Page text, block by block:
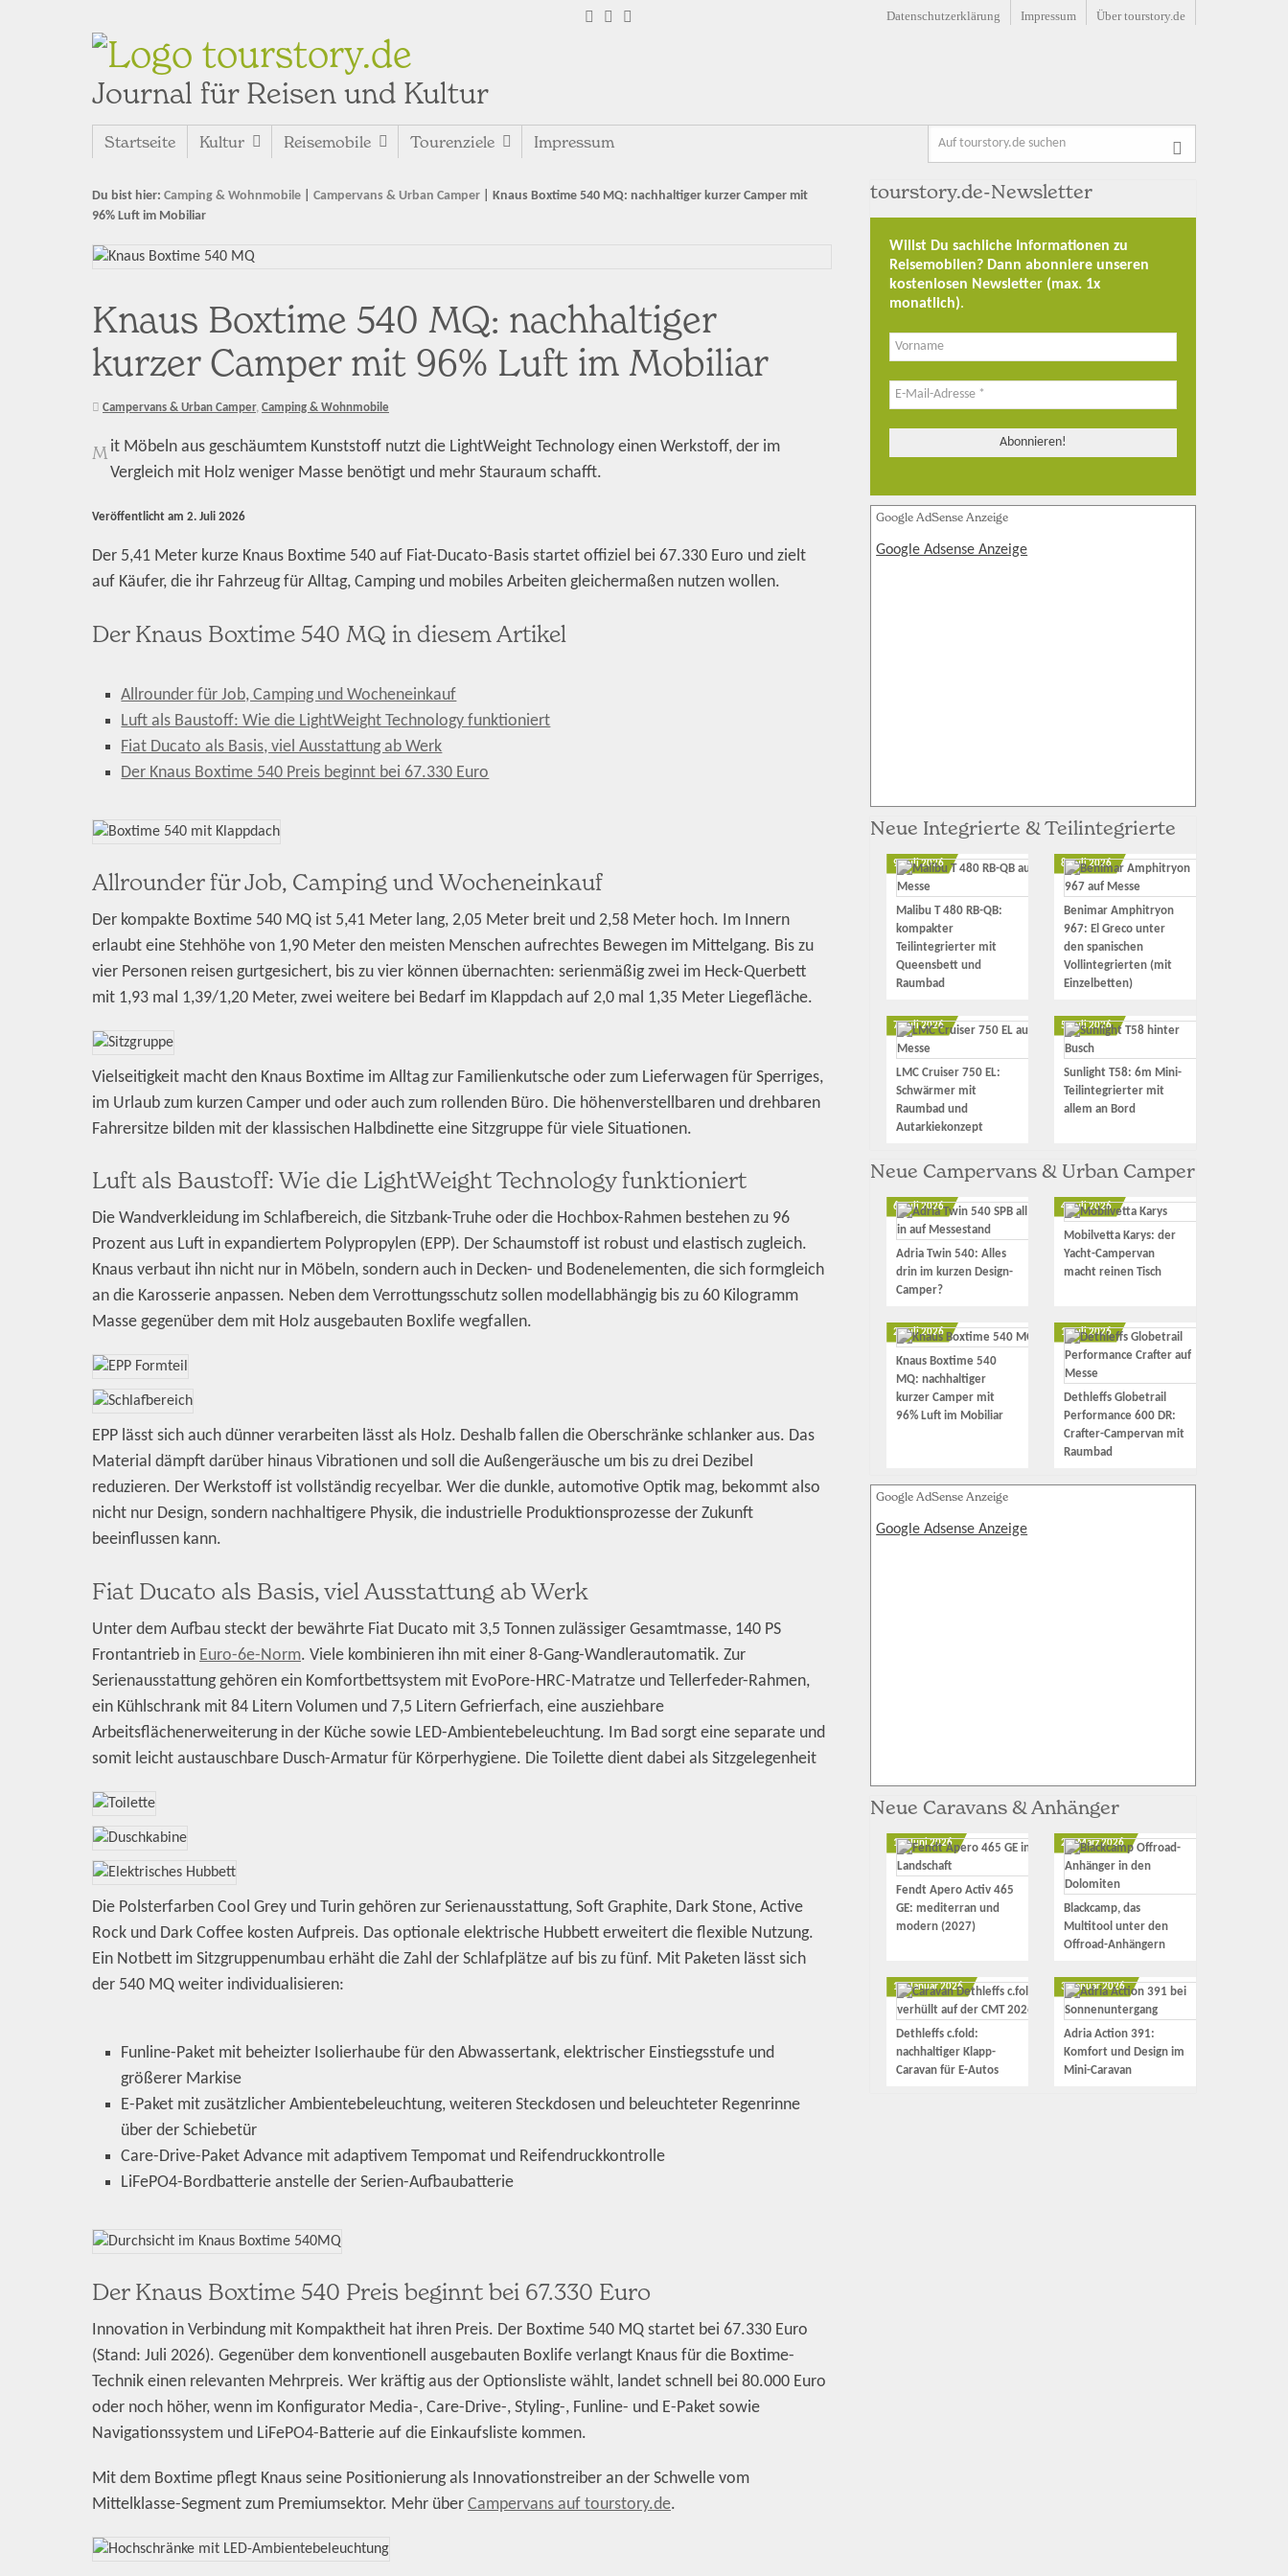
Datenschutzerklärung Impressum Über tourstory.de
tourstory.de
Journal für Reisen und Kultur
Startseite Kultur Reisemobile Tourenziele Impressum
Du bist hier: Camping & Wohnmobile Campervans & Urban Camper
Knaus Boxtime 540 MQ: nachhaltiger kurzer Camper mit
96% Luft im Mobiliar
Knaus Boxtime 540 MQ: nachhaltiger
kurzer Camper mit 96% Luft im Mobiliar
Campervans & Urban Camper, Camping & Wohnmobile
M it Möbeln aus geschäumtem Kunststoff nutzt die LightWeight Technology einen Werkstoff, der im
Vergleich mit Holz weniger Masse benötigt und mehr Stauraum schafft.
Veröffentlicht am 2. Juli 2026
Der 5,41 Meter kurze Knaus Boxtime 540 auf Fiat-Ducato-Basis startet offiziel bei 67.330 Euro und zielt
auf Käufer, die ihr Fahrzeug für Alltag, Camping und mobiles Arbeiten gleichermaßen nutzen wollen.
Der Knaus Boxtime 540 MQ in diesem Artikel
Allrounder für Job, Camping und Wocheneinkauf
Luft als Baustoff: Wie die LightWeight Technology funktioniert
Fiat Ducato als Basis, viel Ausstattung ab Werk
Der Knaus Boxtime 540 Preis beginnt bei 67.330 Euro
Allrounder für Job, Camping und Wocheneinkauf
Der kompakte Boxtime 540 MQ ist 5,41 Meter lang, 2,05 Meter breit und 2,58 Meter hoch. Im Innern
erlaubt eine Stehhöhe von 1,90 Meter den meisten Menschen aufrechtes Bewegen im Mittelgang. Bis zu
vier Personen reisen gurtgesichert, bis zu vier können übernachten: serienmäßig zwei im Heck-Querbett
mit 1,93 mal 1,39/1,20 Meter, zwei weitere bei Bedarf im Klappdach auf 2,0 mal 1,35 Meter Liegefläche.
Vielseitigkeit macht den Knaus Boxtime im Alltag zur Familienkutsche oder zum Lieferwagen für Sperriges,
im Urlaub zum kurzen Camper und oder auch zum rollenden Büro. Die höhenverstellbaren und drehbaren
Fahrersitze bilden mit der klassischen Halbdinette eine Sitzgruppe für viele Situationen.
Luft als Baustoff: Wie die LightWeight Technology funktioniert
Die Wandverkleidung im Schlafbereich, die Sitzbank-Truhe oder die Hochbox-Rahmen bestehen zu 96
Prozent aus Luft in expandiertem Polypropylen (EPP). Der Schaumstoff ist robust und elastisch zugleich.
Knaus verbaut ihn nicht nur in Möbeln, sondern auch in Decken- und Bodenelementen, die sich formgleich
an die Karosserie anpassen. Neben dem Verrottungsschutz sollen modellabhängig bis zu 60 Kilogramm
Masse gegenüber dem mit Holz ausgebauten Boxlife wegfallen.
EPP lässt sich auch dünner verarbeiten lässt als Holz. Deshalb fallen die Oberschränke schlanker aus. Das
Material dämpft darüber hinaus Vibrationen und soll die Außengeräusche um bis zu drei Dezibel
reduzieren. Der Werkstoff ist vollständig recyelbar. Wer die dunkle, automotive Optik mag, bekommt also
nicht nur Design, sondern nachhaltigere Physik, die industrielle Produktionsprozesse der Zukunft
beeinflussen kann.
Fiat Ducato als Basis, viel Ausstattung ab Werk
Unter dem Aufbau steckt der bewährte Fiat Ducato mit 3,5 Tonnen zulässiger Gesamtmasse, 140 PS
Frontantrieb in Euro-6e-Norm. Viele kombinieren ihn mit einer 8-Gang-Wandlerautomatik. Zur
Serienausstattung gehören ein Komfortbettsystem mit EvoPore-HRC-Matratze und Tellerfeder-Rahmen,
ein Kühlschrank mit 84 Litern Volumen und 7,5 Litern Gefrierfach, eine ausziehbare
Arbeitsflächenerweiterung in der Küche sowie LED-Ambientebeleuchtung. Im Bad sorgt eine separate und
somit leicht austauschbare Dusch-Armatur für Körperhygiene. Die Toilette dient dabei als Sitzgelegenheit
Die Polsterfarben Cool Grey und Turin gehören zur Serienausstattung, Soft Graphite, Dark Stone, Active
Rock und Dark Coffee kosten Aufpreis. Das optionale elektrische Hubbett erweitert die flexible Nutzung.
Ein Notbett im Sitzgruppenumbau erhäht die Zahl der Schlafplätze auf bis zu fünf. Mit Paketen lässt sich
der 540 MQ weiter individualisieren:
Funline-Paket mit beheizter Isolierhaube für den Abwassertank, elektrischer Einstiegsstufe und
größerer Markise
E-Paket mit zusätzlicher Ambientebeleuchtung, weiteren Steckdosen und beleuchteter Regenrinne
über der Schiebetür
Care-Drive-Paket Advance mit adaptivem Tempomat und Reifendruckkontrolle
LiFePO4-Bordbatterie anstelle der Serien-Aufbaubatterie
Der Knaus Boxtime 540 Preis beginnt bei 67.330 Euro
Innovation in Verbindung mit Kompaktheit hat ihren Preis. Der Boxtime 540 MQ startet bei 67.330 Euro
(Stand: Juli 2026). Gegenüber dem konventionell ausgebauten Boxlife verlangt Knaus für die Boxtime-
Technik einen relevanten Mehrpreis. Wer kräftig aus der Optionsliste wählt, landet schnell bei 80.000 Euro
oder noch höher, wenn im Konfigurator Media-, Care-Drive-, Styling-, Funline- und E-Paket sowie
Navigationssystem und LiFePO4-Batterie auf die Einkaufsliste kommen.
Mit dem Boxtime pflegt Knaus seine Positionierung als Innovationstreiber an der Schwelle vom
Mittelklasse-Segment zum Premiumsektor. Mehr über Campervans auf tourstory.de.
tourstory.de-Newsletter
Willst Du sachliche Informationen zu
Reisemobilen? Dann abonniere unseren
kostenlosen Newsletter (max. 1x
monatlich).
Google AdSense Anzeige
Google Adsense Anzeige
Neue Integrierte & Teilintegrierte
9. Juli 2026
Malibu T 480 RB-QB:
kompakter
Teilintegrierter mit
Queensbett und
Raumbad
8. Juli 2026
Benimar Amphitryon
967: El Greco unter
den spanischen
Vollintegrierten (mit
Einzelbetten)
7. Juli 2026
LMC Cruiser 750 EL:
Schwärmer mit
Raumbad und
Autarkiekonzept
5. Juli 2026
Sunlight T58: 6m Mini-
Teilintegrierter mit
allem an Bord
Neue Campervans & Urban Camper
6. Juli 2026
Adria Twin 540: Alles
drin im kurzen Design-
Camper?
4. Juli 2026
Mobilvetta Karys: der
Yacht-Campervan
macht reinen Tisch
2. Juli 2026
Knaus Boxtime 540
MQ: nachhaltiger
kurzer Camper mit
96% Luft im Mobiliar
1. Juli 2026
Dethleffs Globetrail
Performance 600 DR:
Crafter-Campervan mit
Raumbad
Google AdSense Anzeige
Google Adsense Anzeige
Neue Caravans & Anhänger
12. Juni 2026
Fendt Apero Activ 465
GE: mediterran und
modern (2027)
23. März 2026
Blackcamp, das
Multitool unter den
Offroad-Anhängern
17. Januar 2026
Dethleffs c.fold:
nachhaltiger Klapp-
Caravan für E-Autos
3. Januar 2026
Adria Action 391:
Komfort und Design im
Mini-Caravan